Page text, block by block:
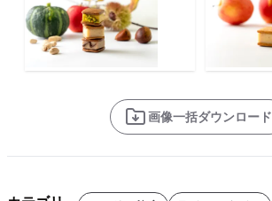
画像一括ダウンロード